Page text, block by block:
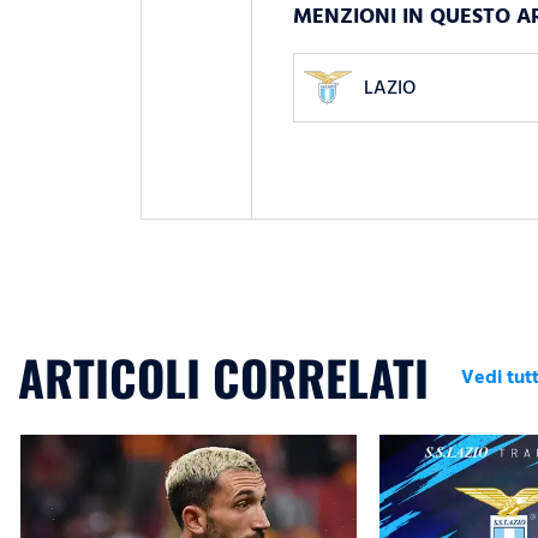
MENZIONI IN QUESTO
LAZIO
ARTICOLI CORRELATI Vedi